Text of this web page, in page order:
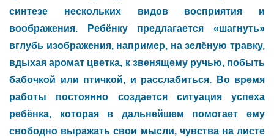
синтезе нескольких видов восприятия и
воображения. Ребёнку предлагается «шагнуть»
вглубь изображения, например, на зелёную травку,
вдыхая аромат цветка, к звенящему ручью, побыть
бабочкой или птичкой, и расслабиться. Во время
работы постоянно создается ситуация успеха
ребёнка, которая в дальнейшем помогает ему
свободно выражать свои мысли, чувства на листе